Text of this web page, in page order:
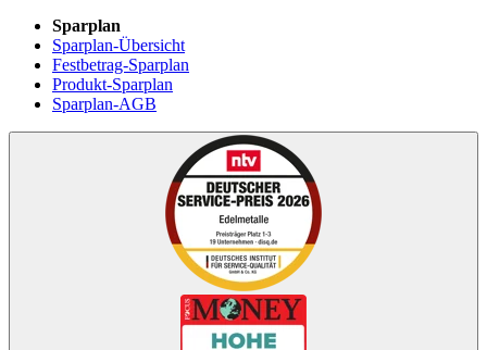
Sparplan
Sparplan-Übersicht
Festbetrag-Sparplan
Produkt-Sparplan
Sparplan-AGB